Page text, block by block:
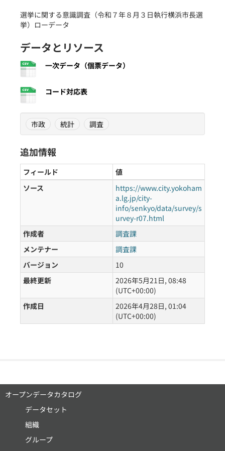
選挙に関する意識調査（令和７年８月３日執行横浜市長選
挙）ローデータ
データとリソース
一次データ（個票データ）
コード対応表
市政 統計 調査
追加情報
フィールド
値
ソース
https://www.city.yokoham
a.lg.jp/city-
info/senkyo/data/survey/s
urvey-r07.html
作成者
調査課
メンテナー
調査課
バージョン
10
最終更新
2026年5月21日, 08:48
(UTC+00:00)
作成日
2026年4月28日, 01:04
(UTC+00:00)
オープンデータカタログ
データセット
組織
グループ